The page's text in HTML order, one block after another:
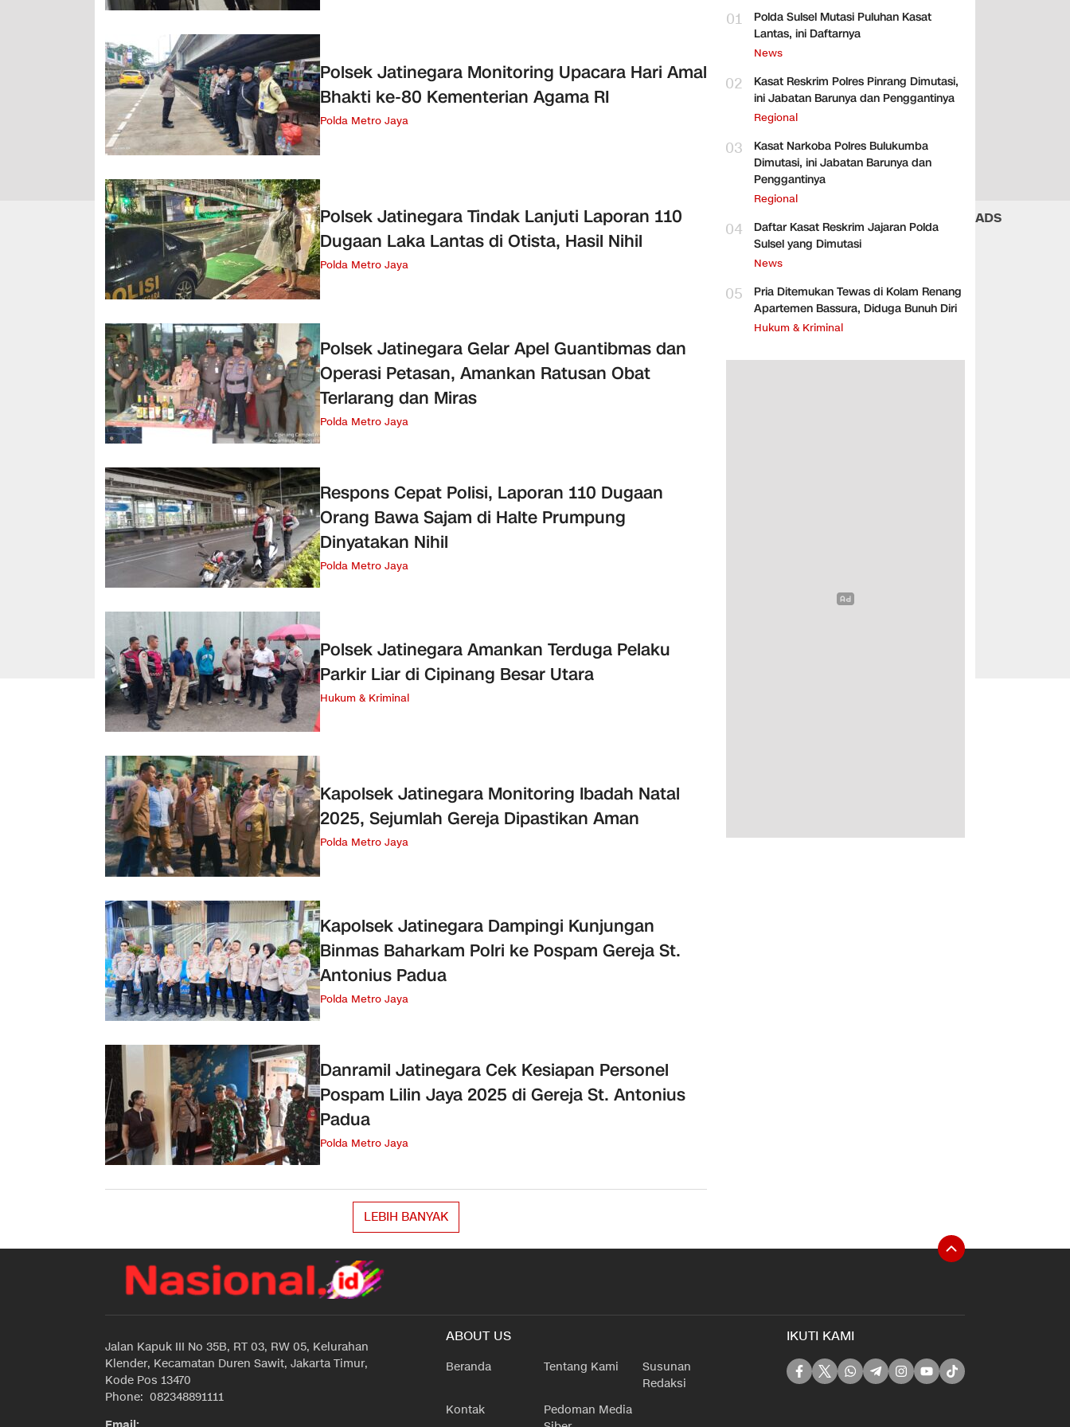
Polsek Jatinegara Monitoring Upacara Hari Amal
Bhakti ke-80 Kementerian Agama RI
Polda Metro Jaya
Polsek Jatinegara Tindak Lanjuti Laporan 110
Dugaan Laka Lantas di Otista, Hasil Nihil
Polda Metro Jaya
Polsek Jatinegara Gelar Apel Guantibmas dan
Operasi Petasan, Amankan Ratusan Obat
Terlarang dan Miras
Polda Metro Jaya
Respons Cepat Polisi, Laporan 110 Dugaan
Orang Bawa Sajam di Halte Prumpung
Dinyatakan Nihil
Polda Metro Jaya
Polsek Jatinegara Amankan Terduga Pelaku
Parkir Liar di Cipinang Besar Utara
Hukum & Kriminal
Kapolsek Jatinegara Monitoring Ibadah Natal
2025, Sejumlah Gereja Dipastikan Aman
Polda Metro Jaya
Kapolsek Jatinegara Dampingi Kunjungan
Binmas Baharkam Polri ke Pospam Gereja St.
Antonius Padua
Polda Metro Jaya
Danramil Jatinegara Cek Kesiapan Personel
Pospam Lilin Jaya 2025 di Gereja St. Antonius
Padua
Polda Metro Jaya
LEBIH BANYAK
01
Polda Sulsel Mutasi Puluhan Kasat
Lantas, ini Daftarnya
News
02
Kasat Reskrim Polres Pinrang Dimutasi,
ini Jabatan Barunya dan Penggantinya
Regional
03
Kasat Narkoba Polres Bulukumba
Dimutasi, ini Jabatan Barunya dan
Penggantinya
Regional
04
Daftar Kasat Reskrim Jajaran Polda
Sulsel yang Dimutasi
News
05
Pria Ditemukan Tewas di Kolam Renang
Apartemen Bassura, Diduga Bunuh Diri
Hukum & Kriminal
Jalan Kapuk III No 35B, RT 03, RW 05, Kelurahan
Klender, Kecamatan Duren Sawit, Jakarta Timur,
Kode Pos 13470
Phone: 082348891111
ABOUT US
Beranda Tentang Kami
Susunan
Redaksi
Kontak
Pedoman Media
IKUTI KAMI
ADS